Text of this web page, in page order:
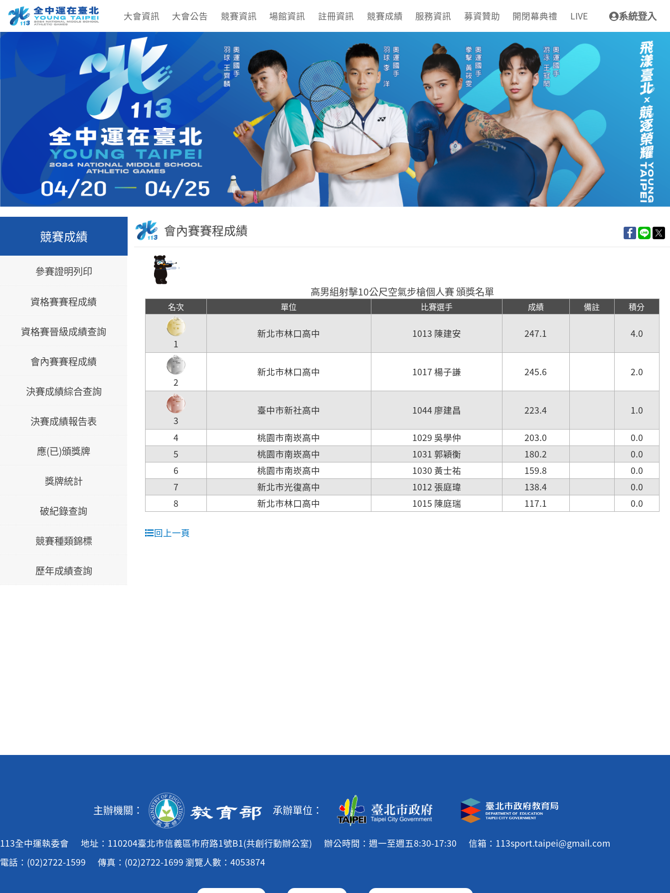
大會資訊 大會公告 競賽資訊 場館資訊 註冊資訊 競賽成績 服務資訊 募資贊助 開閉幕典禮 LIVE 系統登入
競賽成績
參賽證明列印
資格賽賽程成績
資格賽晉級成績查詢
會內賽賽程成績
決賽成績綜合查詢
決賽成績報告表
應(已)頒獎牌
獎牌統計
破紀錄查詢
競賽種類錦標
歷年成績查詢
會內賽賽程成績
高男組射擊10公尺空氣步槍個人賽 頒獎名單
名次 單位 比賽選手 成績 備註 積分
1
新北市林口高中 1013 陳建安 247.1 4.0
2
新北市林口高中 1017 楊子謙 245.6 2.0
3
臺中市新社高中 1044 廖建昌 223.4 1.0
4 桃園市南崁高中 1029 吳學仲 203.0
0.0
5
桃園市南崁高中 1031 郭穎衡 180.2
0.0
6
桃園市南崁高中 1030 黃士祐 159.8
0.0
7
新北市光復高中 1012 張庭瑋 138.4
0.0
8
新北市林口高中 1015 陳庭瑞 117.1 0.0
回上一頁
主辦機關： 承辦單位：
113全中運執委會 地址：110204臺北市信義區市府路1號B1(共創行動辦公室) 辦公時間：週一至週五8:30-17:30
信箱：113sport.taipei@gmail.com
電話：(02)2722-1599
傳真：(02)2722-1699 瀏覽人數：4053874